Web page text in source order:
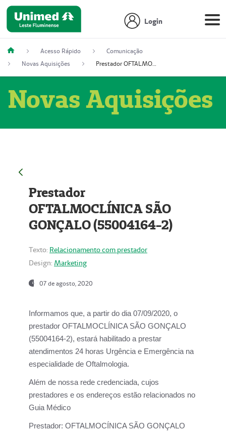
Login
Acesso Rápido
Comunicação
Novas Aquisições
Prestador OFTALMOCLÍNICA SÃO GONÇALO (55004164-2)
Novas Aquisições
Prestador
OFTALMOCLÍNICA SÃO
GONÇALO (55004164-2)
Texto: Relacionamento com prestador
Design: Marketing
07 de agosto, 2020
Informamos que, a partir do dia07/09/2020, o
prestador OFTALMOCLÍNICA SÃO GONÇALO
(55004164-2), estará habilitado a prestar
atendimentos 24 horas Urgência e Emergência na
especialidade de Oftalmologia.
Além de nossa rede credenciada, cujos
prestadores e os endereços estão relacionados no
Guia Médico
Prestador: OFTALMOCÍNICA SÃO GONÇALO